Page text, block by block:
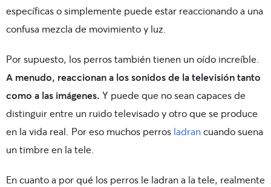
específicas o simplemente puede estar reaccionando a una
confusa mezcla de movimiento y luz.
Por supuesto, los perros también tienen un oído increíble.
A menudo, reaccionan a los sonidos de la televisión tanto
como a las imágenes. Y puede que no sean capaces de
distinguir entre un ruido televisado y otro que se produce
en la vida real. Por eso muchos perros ladrancuando suena
un timbre en la tele.
En cuanto a por qué los perros le ladran a la tele, realmente